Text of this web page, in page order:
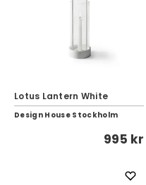
Lotus Lantern White
Design House Stockholm
995 kr